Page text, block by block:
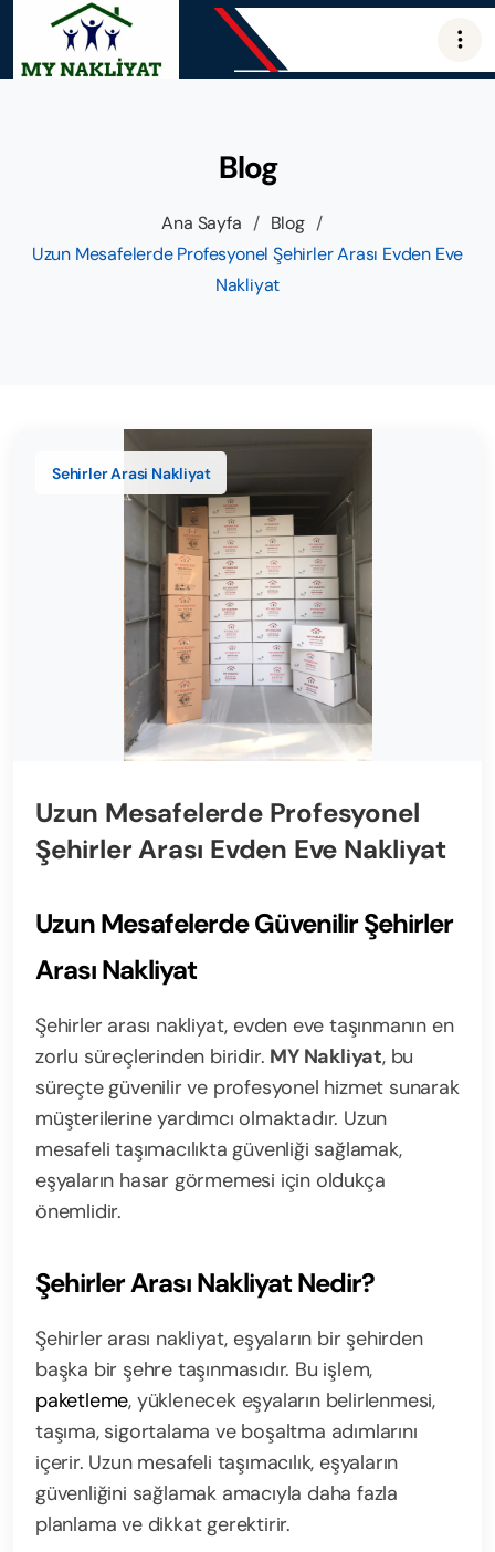
Blog
Ana Sayfa / Blog /
Uzun Mesafelerde Profesyonel Şehirler Arası Evden Eve
Nakliyat
Sehirler Arasi Nakliyat
Uzun Mesafelerde Profesyonel
Şehirler Arası Evden Eve Nakliyat
Uzun Mesafelerde Güvenilir Şehirler
Arası Nakliyat
Şehirler arası nakliyat, evden eve taşınmanın en
zorlu süreçlerinden biridir. MY Nakliyat, bu
süreçte güvenilir ve profesyonel hizmet sunarak
müşterilerine yardımcı olmaktadır. Uzun
mesafeli taşımacılıkta güvenliği sağlamak,
eşyaların hasar görmemesi için oldukça
önemlidir.
Şehirler Arası Nakliyat Nedir?
Şehirler arası nakliyat, eşyaların bir şehirden
başka bir şehre taşınmasıdır. Bu işlem,
paketleme, yüklenecek eşyaların belirlenmesi,
taşıma, sigortalama ve boşaltma adımlarını
içerir. Uzun mesafeli taşımacılık, eşyaların
güvenliğini sağlamak amacıyla daha fazla
planlama ve dikkat gerektirir.